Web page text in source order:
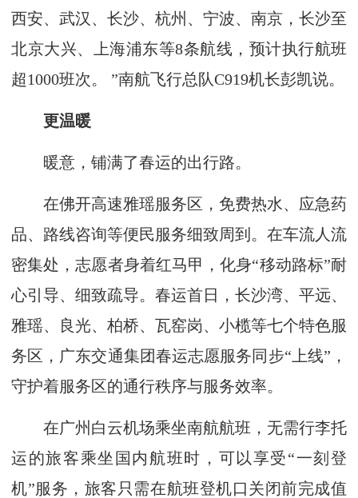
西安、武汉、长沙、杭州、宁波、南京，长沙至
北京大兴、上海浦东等8条航线，预计执行航班
超1000班次。 ”南航飞行总队C919机长彭凯说。
更温暖
暖意，铺满了春运的出行路。
在佛开高速雅瑶服务区，免费热水、应急药
品、路线咨询等便民服务细致周到。在车流人流
密集处，志愿者身着红马甲，化身“移动路标”耐
心引导、细致疏导。春运首日，长沙湾、平远、
雅瑶、良光、柏桥、瓦窑岗、小榄等七个特色服
务区，广东交通集团春运志愿服务同步“上线”，
守护着服务区的通行秩序与服务效率。
在广州白云机场乘坐南航航班，无需行李托
运的旅客乘坐国内航班时，可以享受“一刻登
机”服务，旅客只需在航班登机口关闭前完成值